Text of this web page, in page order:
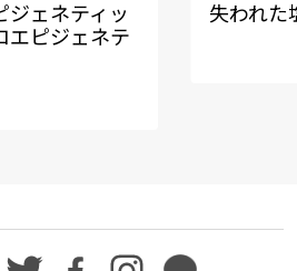
ジェネティッ
ピジェネテ
失われた